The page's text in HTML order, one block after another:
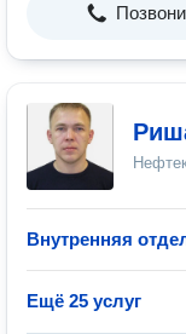
Внутренняя
Ещё 25 услуг